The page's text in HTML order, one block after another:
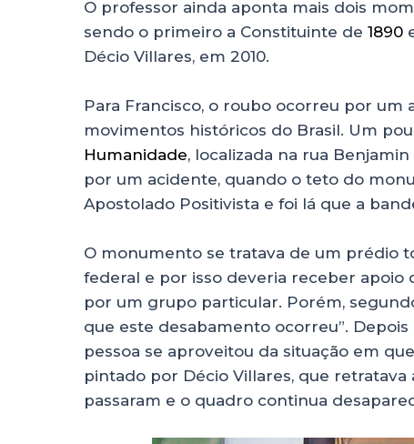
O professor ainda aponta mais dois
sendo o primeiro a Constituinte de 1890
Décio Villares, em 2010.
Para Francisco, o roubo ocorreu por
movimentos históricos do Brasil. Um
Humanidade, localizada na rua
por um acidente, quando o teto do
Apostolado Positivista e foi lá que a
O monumento se tratava de um prédio
federal e por isso deveria receber apoio
por um grupo particular. Porém,
que este desabamento ocorreu”.
pessoa se aproveitou da situação em
pintado por Décio Villares, que retratava
passaram e o quadro continua